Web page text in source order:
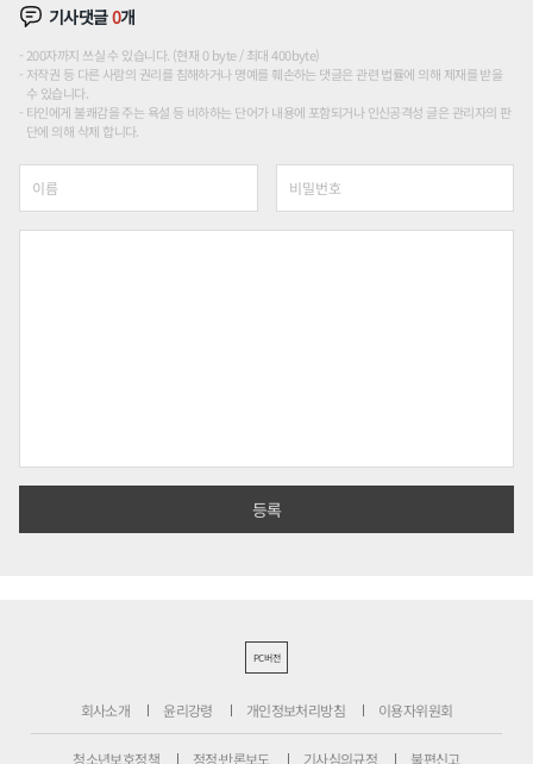
기사댓글0개
200자까지 쓰실 수 있습니다. (현재 0 byte / 최대 400byte)
저작권 등 다른 사람의 권리를 침해하거나 명예를 훼손하는 댓글은 관련 법률에 의해 제재를 받을
수 있습니다.
타인에게 불쾌감을 주는 욕설 등 비하하는 단어가 내용에 포함되거나 인신공격성 글은 관리자의 판
단에 의해 삭제 합니다.
PC버전
회사소개 윤리강령 개인정보처리방침 이용자위원회
청소년보호정책 정정·반론보도 기사심의규정 불편신고